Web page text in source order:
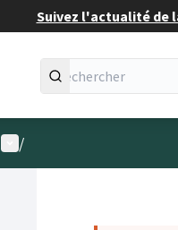
Suivez l'actualité de
Menu utilisateur
/